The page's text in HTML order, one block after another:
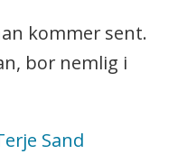
kommer sent.
bor nemlig i
Sand